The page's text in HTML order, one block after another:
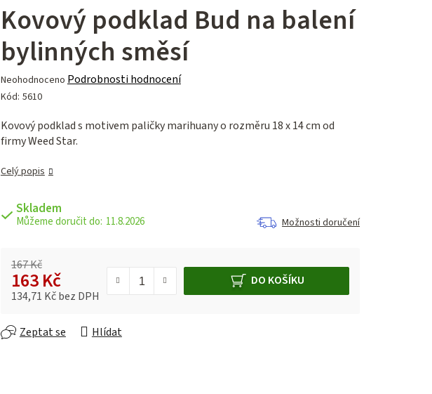
Kovový podklad Bud na balení
bylinných směsí
Průměrné
hodnocení
je
0,0
hvězdiček.
Neohodnoceno Podrobnosti hodnocení
Kód: 5610
Kovový podklad s motivem paličky marihuany o rozměru 18 x 14 cm od
firmy Weed Star.
Celý popis
Skladem
11.8.2026 Možnosti doručení
167 Kč
163 Kč
134,71 Kč bez DPH
DO KOŠÍKU
Zeptat se Hlídat